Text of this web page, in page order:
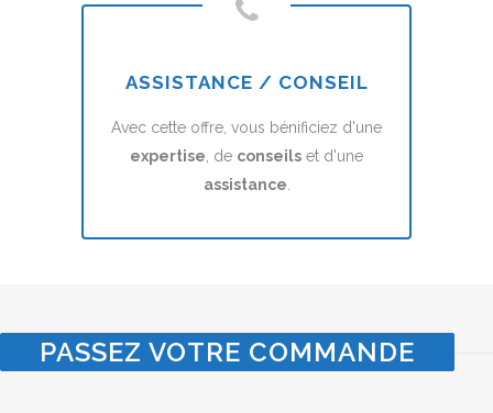
ASSISTANCE / CONSEIL
Avec cette offre, vous bénificiez d'une
expertise, de conseils et d'une
assistance.
PASSEZ VOTRE COMMANDE